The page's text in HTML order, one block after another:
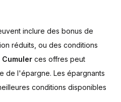
inclure des bonus de
réduits, ou des conditions
Cumuler ces offres peut
de l'épargne. Les épargnants
conditions disponibles